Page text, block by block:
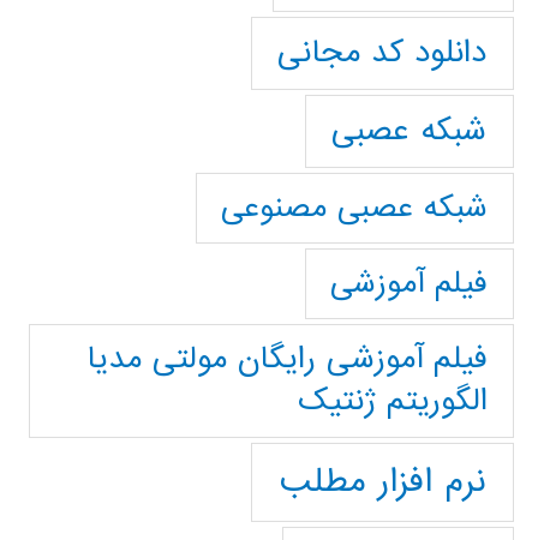
دانلود کد مجانی
شبکه عصبی
شبکه عصبی مصنوعی
فیلم آموزشی
فیلم آموزشی رایگان مولتی مدیا
الگوریتم ژنتیک
نرم افزار مطلب